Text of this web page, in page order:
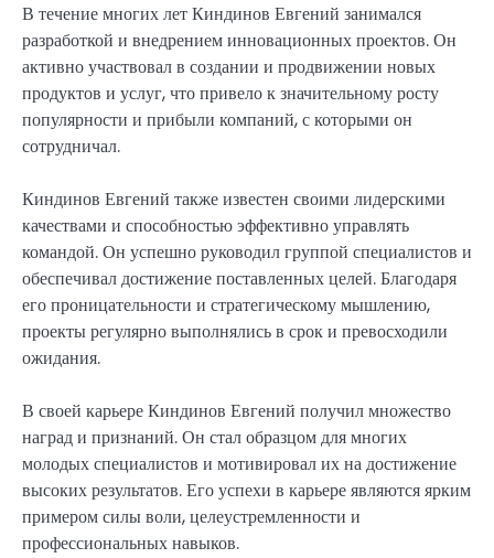
В течение многих лет Киндинов Евгений занимался
разработкой и внедрением инновационных проектов. Он
активно участвовал в создании и продвижении новых
продуктов и услуг, что привело к значительному росту
популярности и прибыли компаний, с которыми он
сотрудничал.
Киндинов Евгений также известен своими лидерскими
качествами и способностью эффективно управлять
командой. Он успешно руководил группой специалистов и
обеспечивал достижение поставленных целей. Благодаря
его проницательности и стратегическому мышлению,
проекты регулярно выполнялись в срок и превосходили
ожидания.
В своей карьере Киндинов Евгений получил множество
наград и признаний. Он стал образцом для многих
молодых специалистов и мотивировал их на достижение
высоких результатов. Его успехи в карьере являются ярким
примером силы воли, целеустремленности и
профессиональных навыков.